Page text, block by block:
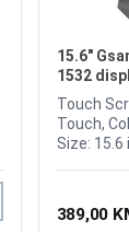
15.6"
1532
Touch
Touch,
Size:
389,00